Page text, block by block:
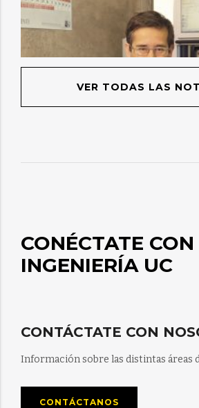
VER TODAS LAS
CONÉCTATE CON
INGENIERÍA UC
CONTÁCTATE CON
Información sobre las distintas áreas
CONTÁCTANOS